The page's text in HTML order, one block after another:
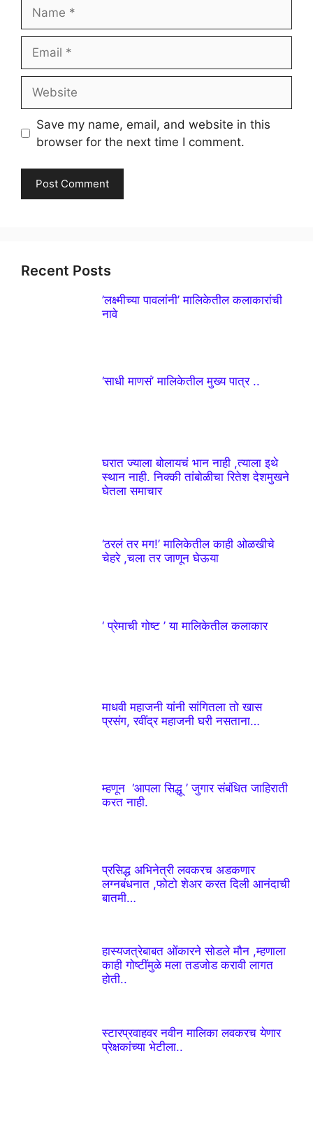
Save my name, email, and website in this
browser for the next time I comment.
Recent Posts
’लक्ष्मीच्या पावलांनी’ मालिकेतील कलाकारांची
नावे
‘साधी माणसं’ मालिकेतील मुख्य पात्र ..
घरात ज्याला बोलायचं भान नाही ,त्याला इथे
स्थान नाही. निक्की तांबोळीचा रितेश देशमुखने
घेतला समाचार
‘ठरलं तर मग!’ मालिकेतील काही ओळखीचे
चेहरे ,चला तर जाणून घेऊया
‘ प्रेमाची गोष्ट ’ या मालिकेतील कलाकार
माधवी महाजनी यांनी सांगितला तो खास
प्रसंग, रवींद्र महाजनी घरी नसताना…
म्हणून ‘आपला सिद्धू ’ जुगार संबंधित जाहिराती
करत नाही.
प्रसिद्ध अभिनेत्री लवकरच अडकणार
लग्नबंधनात ,फोटो शेअर करत दिली आनंदाची
बातमी…
हास्यजत्रेबाबत ओंकारने सोडले मौन ,म्हणाला
काही गोष्टींमुळे मला तडजोड करावी लागत
होती..
स्टारप्रवाहवर नवीन मालिका लवकरच येणार
प्रेक्षकांच्या भेटीला..